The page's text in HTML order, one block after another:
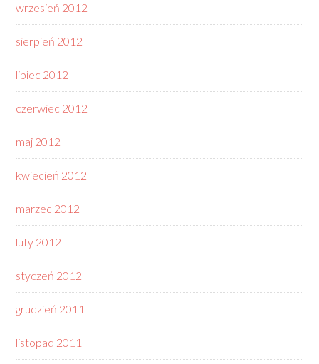
wrzesień 2012
sierpień 2012
lipiec 2012
czerwiec 2012
maj 2012
kwiecień 2012
marzec 2012
luty 2012
styczeń 2012
grudzień 2011
listopad 2011